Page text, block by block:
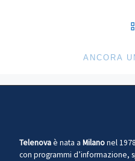
ANCORA
Telenovaè nata a Milanonel
con programmi d’informazione,